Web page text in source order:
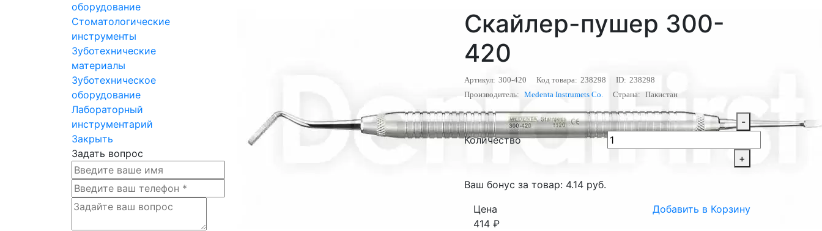
оборудование
Стоматологические
инструменты
Зуботехнические
материалы
Зуботехническое
оборудование
Лабораторный
инструментарий
Закрыть
Задать вопрос
Скайлер-пушер 300-
420
Артикул: 300-420 Код товара: 238298 ID: 238298
Производитель: Medenta Instrumets Co. Страна: Пакистан
Количество
-
+
Ваш бонус за товар: 4.14 руб.
Цена
414 ₽
Добавить в Корзину